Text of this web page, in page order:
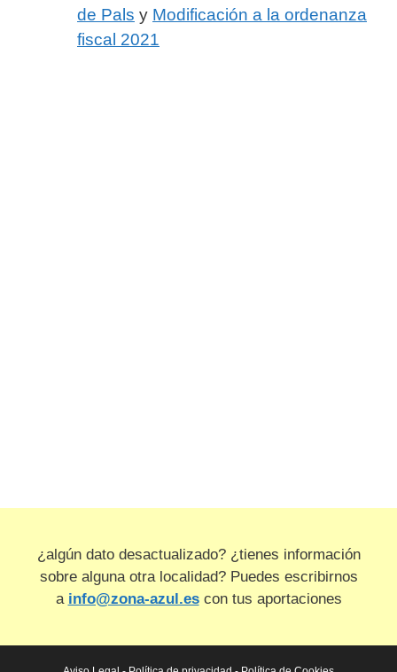
de Pals y Modificación a la ordenanza
fiscal 2021
¿algún dato desactualizado? ¿tienes información
sobre alguna otra localidad? Puedes escribirnos
a info@zona-azul.escon tus aportaciones